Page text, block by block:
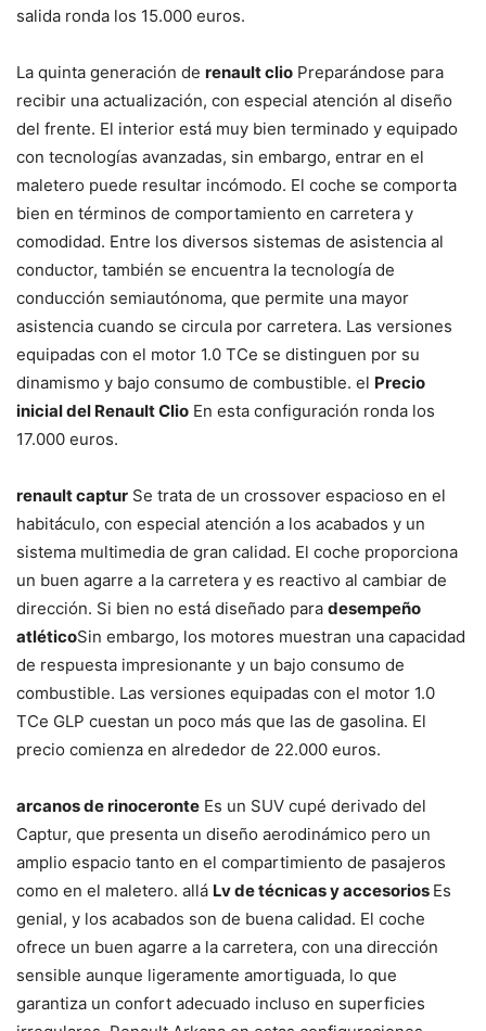
salida ronda los 15.000 euros.
La quinta generación de renault clio Preparándose para
recibir una actualización, con especial atención al diseño
del frente. El interior está muy bien terminado y equipado
con tecnologías avanzadas, sin embargo, entrar en el
maletero puede resultar incómodo. El coche se comporta
bien en términos de comportamiento en carretera y
comodidad. Entre los diversos sistemas de asistencia al
conductor, también se encuentra la tecnología de
conducción semiautónoma, que permite una mayor
asistencia cuando se circula por carretera. Las versiones
equipadas con el motor 1.0 TCe se distinguen por su
dinamismo y bajo consumo de combustible. el Precio
inicial del Renault Clio En esta configuración ronda los
17.000 euros.
renault captur Se trata de un crossover espacioso en el
habitáculo, con especial atención a los acabados y un
sistema multimedia de gran calidad. El coche proporciona
un buen agarre a la carretera y es reactivo al cambiar de
dirección. Si bien no está diseñado para desempeño
atléticoSin embargo, los motores muestran una capacidad
de respuesta impresionante y un bajo consumo de
combustible. Las versiones equipadas con el motor 1.0
TCe GLP cuestan un poco más que las de gasolina. El
precio comienza en alrededor de 22.000 euros.
arcanos de rinoceronte Es un SUV cupé derivado del
Captur, que presenta un diseño aerodinámico pero un
amplio espacio tanto en el compartimiento de pasajeros
como en el maletero. allá Lv de técnicas y accesorios Es
genial, y los acabados son de buena calidad. El coche
ofrece un buen agarre a la carretera, con una dirección
sensible aunque ligeramente amortiguada, lo que
garantiza un confort adecuado incluso en superficies